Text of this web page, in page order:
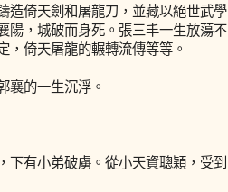
造倚天劍和屠龍刀，並藏以絕世武學
陽，城破而身死。張三丰一生放蕩不
，倚天屠龍的輾轉流傳等等。
襄的一生沉浮。
下有小弟破虜。從小天資聰穎，受到